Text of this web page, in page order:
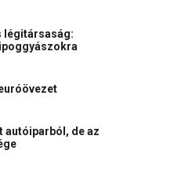
légitársaság:
autóiparból, de az